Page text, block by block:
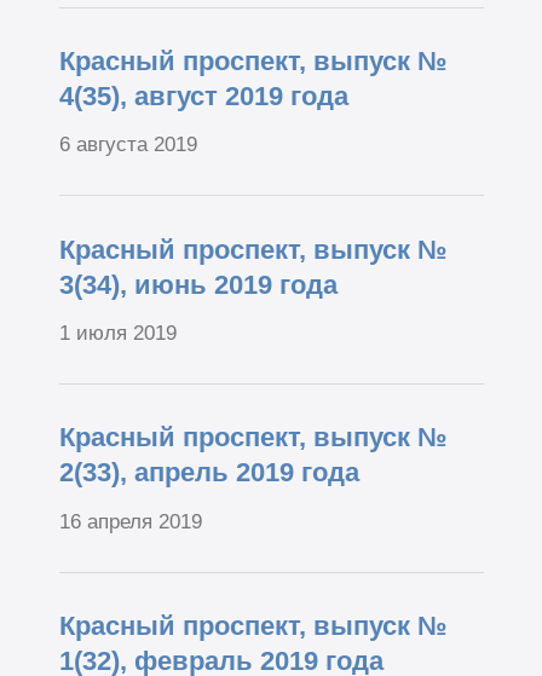
Красный проспект, выпуск №
4(35), август 2019 года
6 августа 2019
Красный проспект, выпуск №
3(34), июнь 2019 года
1 июля 2019
Красный проспект, выпуск №
2(33), апрель 2019 года
16 апреля 2019
Красный проспект, выпуск №
1(32), февраль 2019 года